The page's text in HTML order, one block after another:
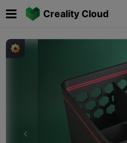
Creality Cloud